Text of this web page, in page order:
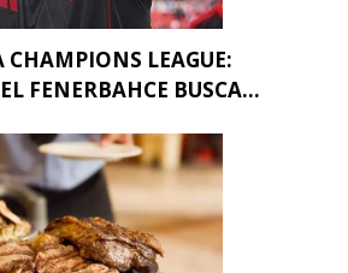
CHAMPIONS LEAGUE:
FENERBAHCE BUSCA...